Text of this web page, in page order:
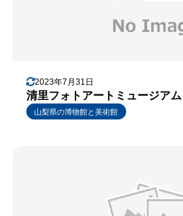
2023年7月31日
清里フォトアートミュージアム
山梨県の博物館と美術館